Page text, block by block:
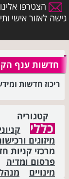
הצטרפו
גישה לאזור אישי
חדשות ענף
ריכוז חדשות
קטגוריה
כללי
מיזוגים
מרכזי קניות
פרסום ומדיה
מינויים